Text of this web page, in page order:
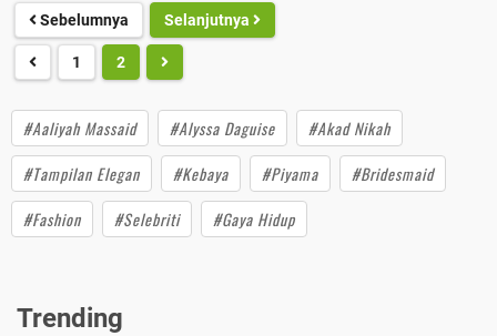
Sebelumnya Selanjutnya
1 2
#Aaliyah Massaid #Alyssa Daguise
#Akad Nikah
#Tampilan Elegan
#Kebaya #Piyama
#Bridesmaid
#Fashion
#Selebriti #Gaya Hidup
Trending